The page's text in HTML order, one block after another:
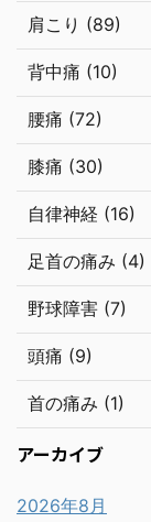
肩こり (89)
背中痛 (10)
腰痛 (72)
膝痛 (30)
自律神経 (16)
足首の痛み (4)
野球障害 (7)
頭痛 (9)
首の痛み (1)
アーカイブ
2026年8月